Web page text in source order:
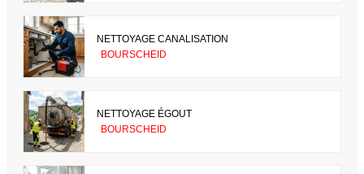
NETTOYAGE CANALISATION
BOURSCHEID
NETTOYAGE ÉGOUT
BOURSCHEID